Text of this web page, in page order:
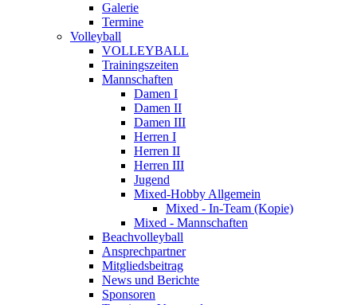
Galerie
Termine
Volleyball
VOLLEYBALL
Trainingszeiten
Mannschaften
Damen I
Damen II
Damen III
Herren I
Herren II
Herren III
Jugend
Mixed-Hobby Allgemein
Mixed - In-Team (Kopie)
Mixed - Mannschaften
Beachvolleyball
Ansprechpartner
Mitgliedsbeitrag
News und Berichte
Sponsoren